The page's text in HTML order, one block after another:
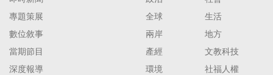
專題策展
數位敘事
當期節目
深度報導
全球
生活
兩岸
地方
產經
文教科技
環境
社福人權